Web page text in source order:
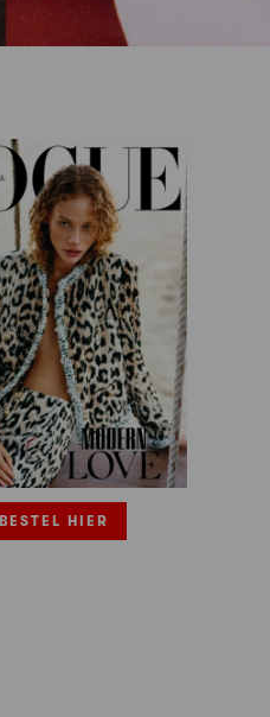
BESTEL HIER